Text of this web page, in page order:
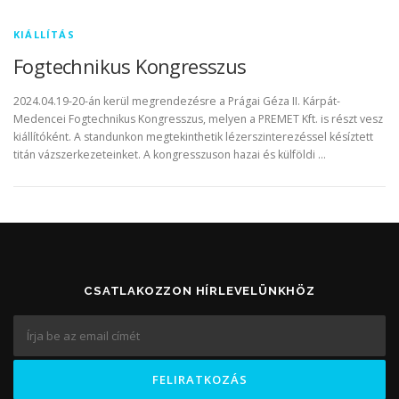
KIÁLLÍTÁS
Fogtechnikus Kongresszus
2024.04.19-20-án kerül megrendezésre a Prágai Géza II. Kárpát-
Medencei Fogtechnikus Kongresszus, melyen a PREMET Kft. is részt vesz
kiállítóként. A standunkon megtekinthetik lézerszinterezéssel késíztett
titán vázszerkezeteinket. A kongresszuson hazai és külföldi …
CSATLAKOZZON HÍRLEVELÜNKHÖZ